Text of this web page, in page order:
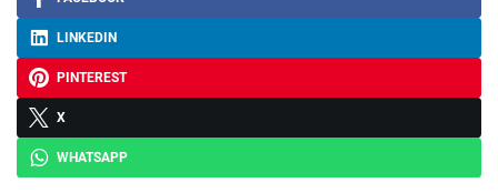
LINKEDIN
PINTEREST
X
WHATSAPP